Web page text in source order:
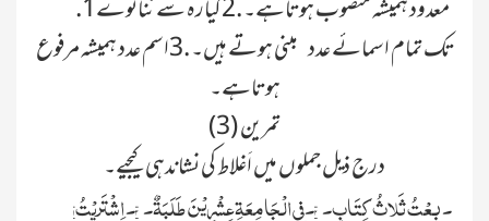
.1معدود ہمیشہ منصوب ہوتاہے۔ .2گیارہ سے ننانوے
تک تمام اسمائے عدد مبنی ہوتے ہیں۔ .3اسم عدد ہمیشہ مرفوع
ہوتاہے۔
تمرین (3)
درج ذیل جملوں میں اَغلاط کی نشاندہی کیجیے۔
۱۔بِعْتُ ثَلاثُ کِتَابٍ۔ ۲۔فِي الْجَامِعَۃِ عِشْرِیْنَ طَلَبَۃٌ۔ ۳۔اِشْتَریْتُ